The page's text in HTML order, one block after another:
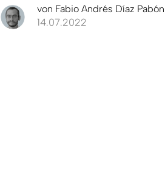
von Fabio Andrés Díaz Pabón
14.07.2022